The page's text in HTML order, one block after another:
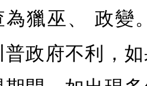
獵巫、
政變
普政府不利，